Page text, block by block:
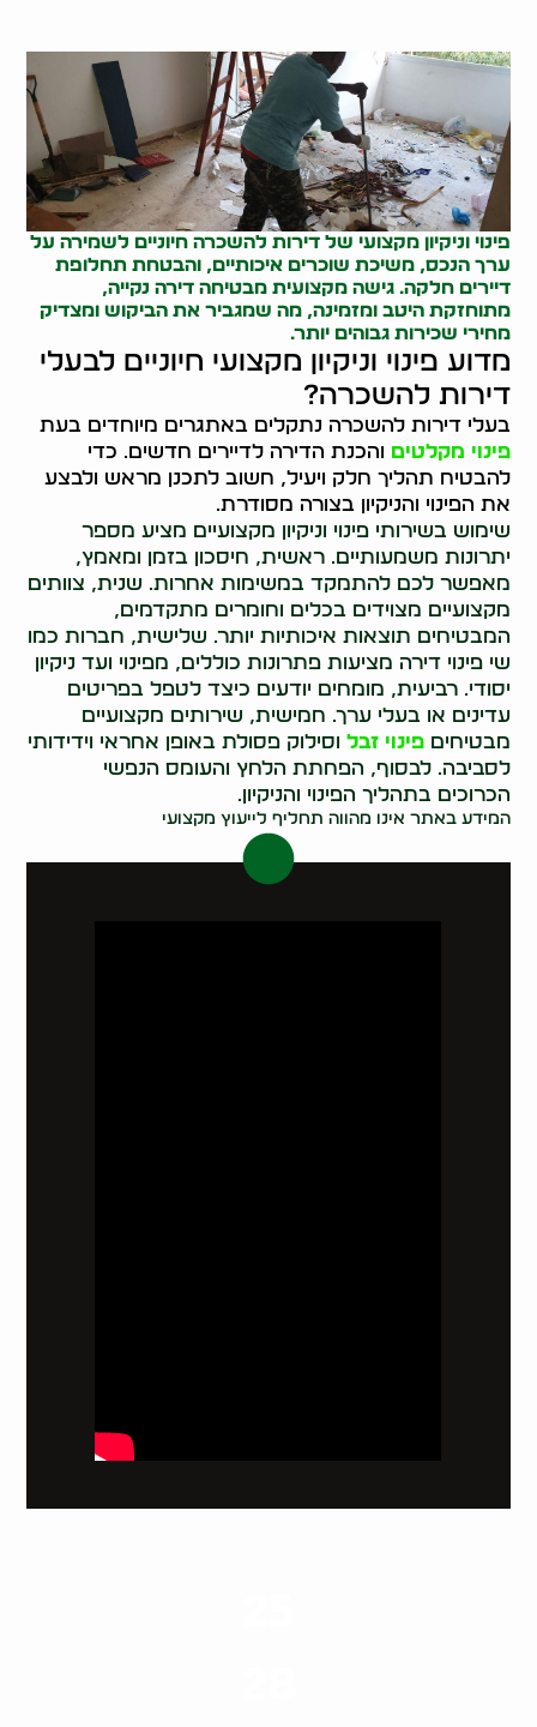
פינוי וניקיון מקצועי של דירות להשכרה חיוניים לשמירה על
ערך הנכס, משיכת שוכרים איכותיים, והבטחת תחלופת
דיירים חלקה. גישה מקצועית מבטיחה דירה נקייה,
מתוחזקת היטב ומזמינה, מה שמגביר את הביקוש ומצדיק
מחירי שכירות גבוהים יותר.
מדוע פינוי וניקיון מקצועי חיוניים לבעלי
דירות להשכרה?
בעלי דירות להשכרה נתקלים באתגרים מיוחדים בעת
פינוי מקלטים והכנת הדירה לדיירים חדשים. כדי
להבטיח תהליך חלק ויעיל, חשוב לתכנן מראש ולבצע
את הפינוי והניקיון בצורה מסודרת.
שימוש בשירותי פינוי וניקיון מקצועיים מציע מספר
יתרונות משמעותיים. ראשית, חיסכון בזמן ומאמץ,
מאפשר לכם להתמקד במשימות אחרות. שנית, צוותים
מקצועיים מצוידים בכלים וחומרים מתקדמים,
המבטיחים תוצאות איכותיות יותר. שלישית, חברות כמו
שי פינוי דירה מציעות פתרונות כוללים, מפינוי ועד ניקיון
יסודי. רביעית, מומחים יודעים כיצד לטפל בפריטים
עדינים או בעלי ערך. חמישית, שירותים מקצועיים
מבטיחיםפינוי זבל וסילוק פסולת באופן אחראי וידידותי
לסביבה. לבסוף, הפחתת הלחץ והעומס הנפשי
הכרוכים בתהליך הפינוי והניקיון.
המידע באתר אינו מהווה תחליף לייעוץ מקצועי